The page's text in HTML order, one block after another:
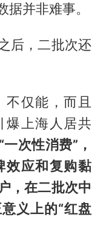
并非难事。
后，二批次还
仅能，而且
爆上海人居共
次性消费”，
效应和复购黏
，在二批次中
义上的“红盘